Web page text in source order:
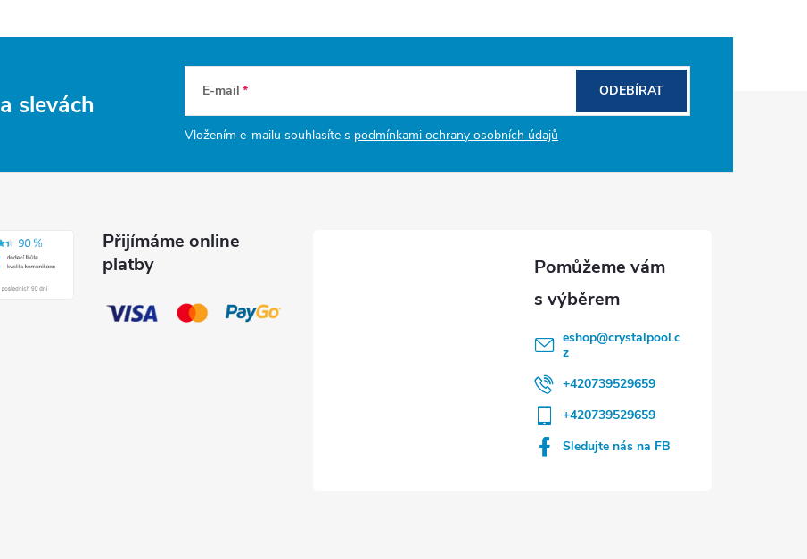
a slevách E-mail
Vložením e-mailu souhlasíte s podmínkami ochrany osobních údajů
ODEBÍRAT
Přijímáme online
platby
eshop@crystalpool.c
z
+420739529659
+420739529659
Sledujte nás na FB